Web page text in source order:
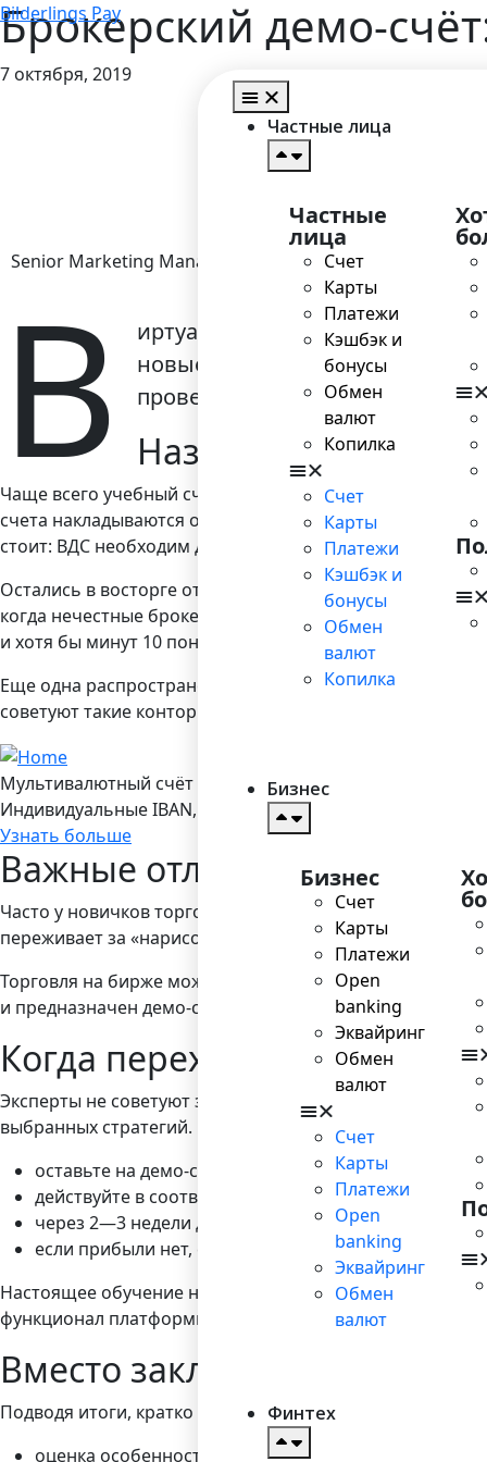
Bilderlings Pay
Частные лица
Частные
лица
Счет
Карты
Платежи
Кэшбэк и
бонусы
Обмен
валют
Копилка
Счет
Карты
Платежи
Кэшбэк и
бонусы
Обмен
валют
Копилка
Бизнес
Бизнес
Счет
Карты
Платежи
Open
banking
Эквайринг
Обмен
валют
Счет
Карты
Платежи
Open
banking
Эквайринг
Обмен
валют
Финтех
Брокерский демо-
7 октября, 2019
Senior Marketing Manager
В
иртуальный демо-счет (ВДС) —
новые стратегии. Новичкам
проведения сделок. Деньги на
Назначение демо-
Чаще всего учебный счет открывается бесплатно,
счета накладываются ограничения — например,
стоит: ВДС необходим для знакомства с навигацией и
Остались в восторге от виртуального счета?
когда нечестные брокеры подкручивают значения в
и хотя бы минут 10 понаблюдать за изменениями
Еще одна распространенная мошенническая практика
советуют такие конторы обходить стороной и
Мультивалютный счёт в Bilderlings
Индивидуальные IBAN, 19 валют, платежы SEPA/ SEPA
Узнать больше
Важные отличия
Часто у новичков торговля на демо-счете идет
переживает за «нарисованные» финансы, поэтому
Торговля на бирже может стать полноценным
и предназначен демо-счет — он позволяет опробовать
Когда переходить с
Эксперты не советуют задерживаться на ВДС. Его
выбранных стратегий. Чтобы понять, готовы ли вы к
оставьте на демо-счете сумму, с которой
действуйте в соответствии с выбранной
через 2—3 недели должны быть первые
если прибыли нет, следует выбрать другую
Настоящее обучение начинается уже на реальном
функционал платформы и опробовать стратегии.
Вместо заключения
Подводя итоги, кратко перечислим преимущества демо-
оценка особенностей торговой деятельности для